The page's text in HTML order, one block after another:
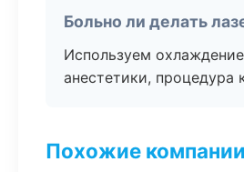
Больно ли делать
Используем
анестетики, процедура
Похожие